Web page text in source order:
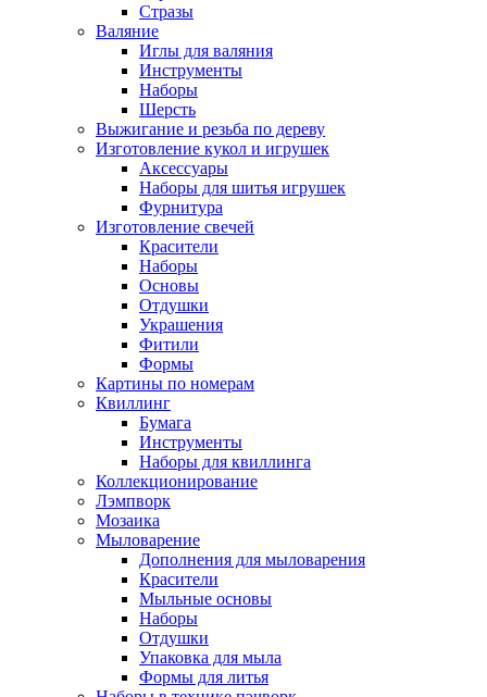
Стразы
Валяние
Иглы для валяния
Инструменты
Наборы
Шерсть
Выжигание и резьба по дереву
Изготовление кукол и игрушек
Аксессуары
Наборы для шитья игрушек
Фурнитура
Изготовление свечей
Красители
Наборы
Основы
Отдушки
Украшения
Фитили
Формы
Картины по номерам
Квиллинг
Бумага
Инструменты
Наборы для квиллинга
Коллекционирование
Лэмпворк
Мозаика
Мыловарение
Дополнения для мыловарения
Красители
Мыльные основы
Наборы
Отдушки
Упаковка для мыла
Формы для литья